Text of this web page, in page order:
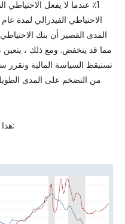
1٪ عندما لا يفعل الاحتياطي
الاحتياطي الفيدرالي لمدة
المدى القصير أن بنك
مما قد ينخفض. ومع ذلك ، يتعين
تستيقظ السياسة المالية
من التضخم على المدى
هذا يقودني إلى القلق بشأن مستقبل 1975: